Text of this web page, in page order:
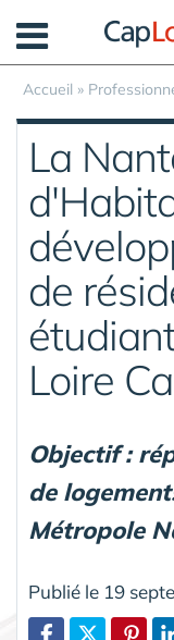
Accueil »
La
de
Loire
Objectif :
de
Métropole
Publié le 19